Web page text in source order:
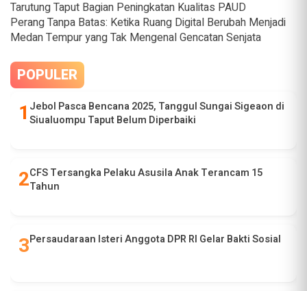
Tarutung Taput Bagian Peningkatan Kualitas PAUD
Perang Tanpa Batas: Ketika Ruang Digital Berubah Menjadi
Medan Tempur yang Tak Mengenal Gencatan Senjata
POPULER
Jebol Pasca Bencana 2025, Tanggul Sungai Sigeaon di
Siualuompu Taput Belum Diperbaiki
CFS Tersangka Pelaku Asusila Anak Terancam 15
Tahun
Persaudaraan Isteri Anggota DPR RI Gelar Bakti Sosial